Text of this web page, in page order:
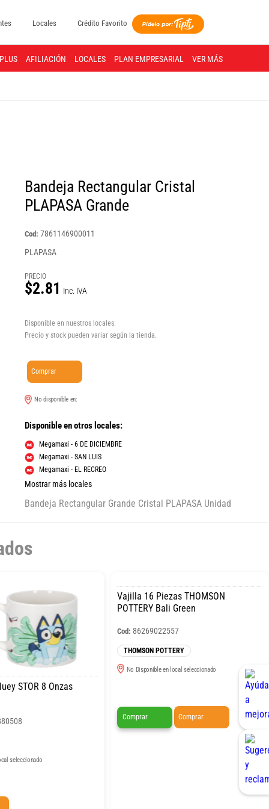
Locales Crédito Favorito
AFILIACIÓN LOCALES PLAN EMPRESARIAL VER MÁS
Bandeja Rectangular Cristal
PLAPASA Grande
Cod: 7861146900011
PLAPASA
PRECIO
$2.81 Inc. IVA
Disponible en nuestros locales.
Precio y stock pueden variar según la tienda.
Comprar
No disponible en:
Disponible en otros locales:
Megamaxi - 6 DE DICIEMBRE
Megamaxi - SAN LUIS
Megamaxi - EL RECREO
Mostrar más locales
Bandeja Rectangular Grande Cristal PLAPASA Unidad
STOR 8 Onzas
seleccionado
Vajilla 16 Piezas THOMSON
POTTERY Bali Green
Cod: 86269022557
THOMSON POTTERY
No Disponible en local seleccionado
Comprar Comprar